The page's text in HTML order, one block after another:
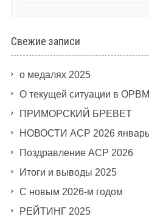
Свежие записи
о медалях 2025
О текущей ситуации в ОРВМ
ПРИМОРСКИЙ БРЕВЕТ
НОВОСТИ АСР 2026 январь
Поздравление АСР 2026
Итоги и выводы 2025
С новым 2026-м годом
РЕЙТИНГ 2025